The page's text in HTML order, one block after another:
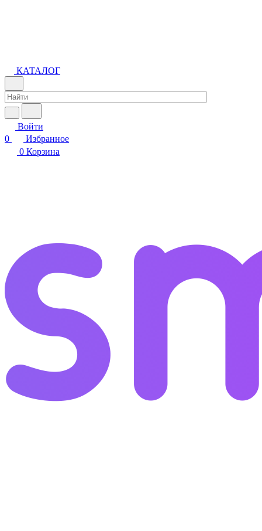
КАТАЛОГ
Войти
0
Избранное
0 Корзина